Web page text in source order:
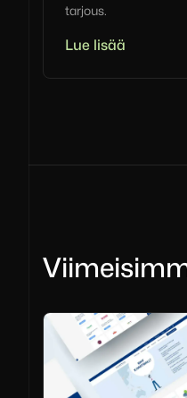
tarjous.
Lue lisää